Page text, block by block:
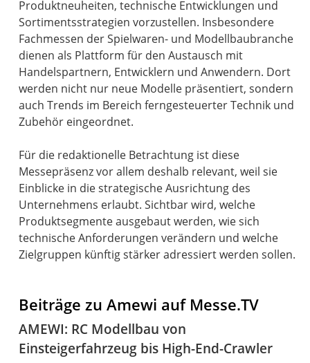
Produktneuheiten, technische Entwicklungen und
Sortimentsstrategien vorzustellen. Insbesondere
Fachmessen der Spielwaren- und Modellbaubranche
dienen als Plattform für den Austausch mit
Handelspartnern, Entwicklern und Anwendern. Dort
werden nicht nur neue Modelle präsentiert, sondern
auch Trends im Bereich ferngesteuerter Technik und
Zubehör eingeordnet.
Für die redaktionelle Betrachtung ist diese
Messepräsenz vor allem deshalb relevant, weil sie
Einblicke in die strategische Ausrichtung des
Unternehmens erlaubt. Sichtbar wird, welche
Produktsegmente ausgebaut werden, wie sich
technische Anforderungen verändern und welche
Zielgruppen künftig stärker adressiert werden sollen.
Beiträge zu Amewi auf Messe.TV
AMEWI: RC Modellbau von
Einsteigerfahrzeug bis High-End-Crawler